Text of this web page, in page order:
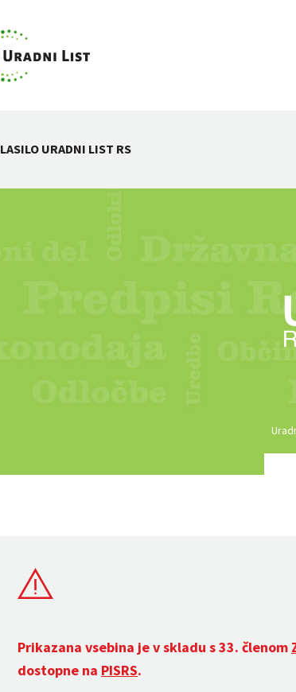
LASILO URADNI LIST RS
Prikazana vsebina je v skladu s 33. členom
dostopne na PISRS.